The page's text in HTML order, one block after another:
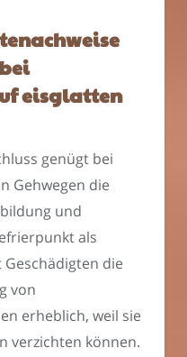
eisglatten
genügt bei
Gehwegen die
und
als
die
von
erheblich, weil sie
verzichten können.